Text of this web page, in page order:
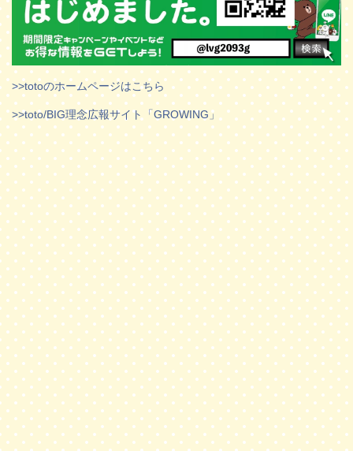
>>totoのホームページはこちら
>>toto/BIG理念広報サイト「GROWING」